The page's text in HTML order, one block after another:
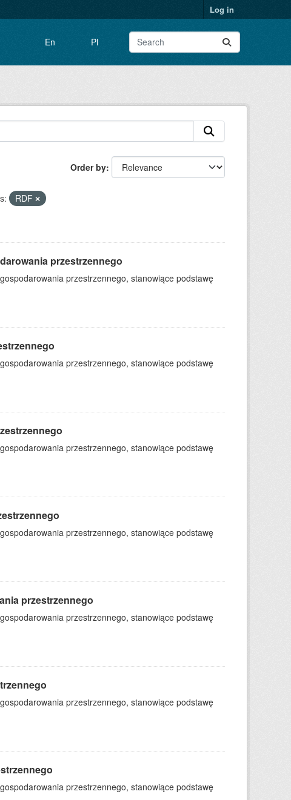
Log in
En Pl
Order by
RDF
przestrzennego
przestrzennego, stanowiące podstawę
przestrzennego, stanowiące podstawę
przestrzennego, stanowiące podstawę
przestrzennego, stanowiące podstawę
przestrzennego
przestrzennego, stanowiące podstawę
przestrzennego, stanowiące podstawę
przestrzennego, stanowiące podstawę